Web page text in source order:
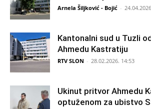
Arnela Šiljković - Bojić -
Kantonalni sud u Tuzli
Ahmedu Kastratiju
RTV SLON - 28.02.2026. 14:53
Ukinut pritvor Ahmedu
optuženom za ubistvo